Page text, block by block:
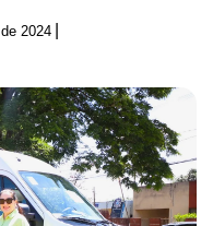
11 de dezembro de 2024